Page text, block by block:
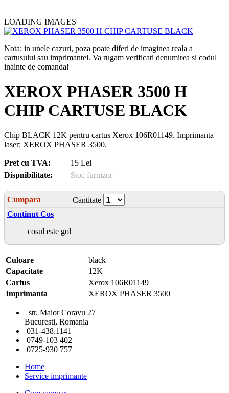
LOADING IMAGES
Nota: in unele cazuri, poza poate diferi de imaginea reala a
cartusului sau imprimantei. Va rugam verificati denumirea si codul
inainte de comanda!
XEROX PHASER 3500 H
CHIP CARTUSE BLACK
Chip BLACK 12K pentru cartus Xerox 106R01149. Imprimanta
laser: XEROX PHASER 3500.
Pret cu TVA:
15 Lei
Dispnibilitate:
Stoc furnizor
Cumpara
Cantitate
Continut Cos
cosul este gol
Culoare
black
Capacitate
12K
Cartus
Xerox 106R01149
Imprimanta
XEROX PHASER 3500
str. Maior Coravu 27
Bucuresti, Romania
031-438.1141
0749-103 402
0725-930 757
Home
Service imprimante